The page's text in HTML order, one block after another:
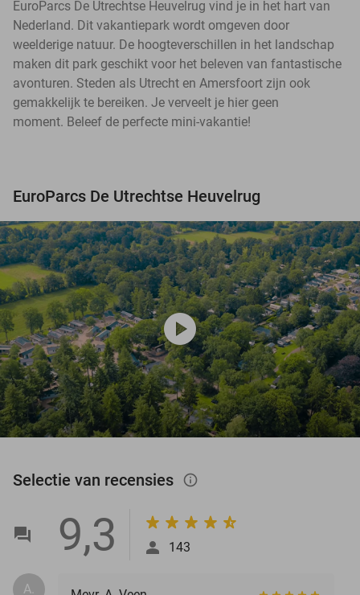
EuroParcs De Utrechtse Heuvelrug vind je in het hart van
Nederland. Dit vakantiepark wordt omgeven door
weelderige natuur. De hoogteverschillen in het landschap
maken dit park geschikt voor het beleven van fantastische
avonturen. Steden als Utrecht en Amersfoort zijn ook
gemakkelijk te bereiken. Je verveelt je hier geen
moment. Beleef de perfecte mini-vakantie!
EuroParcs De Utrechtse Heuvelrug
play_circle
Selectie van recensies info_outlined
9,3 143
A.